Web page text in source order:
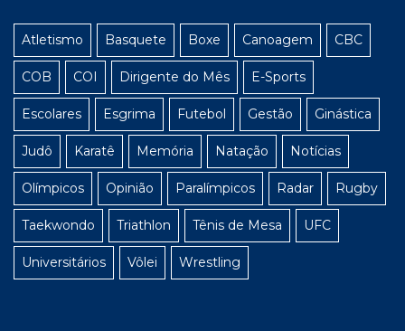
Atletismo Basquete Boxe Canoagem CBC
COB COI Dirigente do Mês E-Sports
Escolares Esgrima Futebol Gestão Ginástica
Judô Karatê Memória Natação Notícias
Olímpicos Opinião Paralímpicos Radar Rugby
Taekwondo Triathlon Tênis de Mesa UFC
Universitários Vôlei Wrestling